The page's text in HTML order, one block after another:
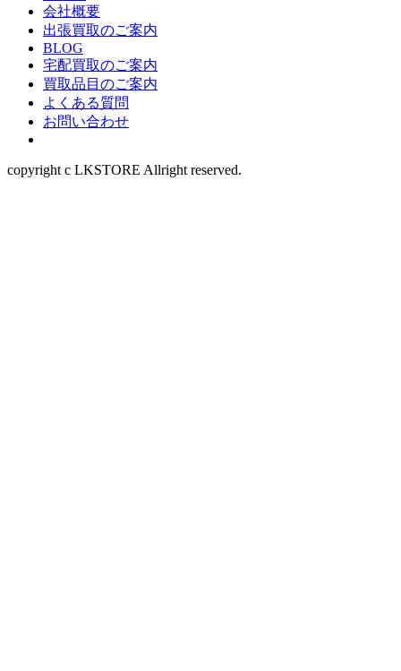
会社概要
出張買取のご案内
BLOG
宅配買取のご案内
買取品目のご案内
よくある質問
お問い合わせ
copyright c LKSTORE Allright reserved.